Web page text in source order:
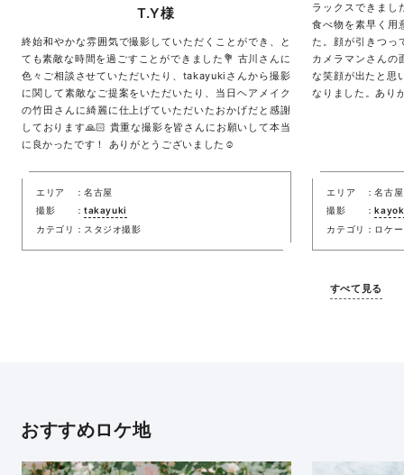
T.Y様
終始和やかな雰囲気で撮影していただくことができ、と
ても素敵な時間を過ごすことができました💐 古川さんに
色々ご相談させていただいたり、takayukiさんから撮影
に関して素敵なご提案をいただいたり、当日ヘアメイク
の竹田さんに綺麗に仕上げていただいたおかげだと感謝
しております🙏🏻 貴重な撮影を皆さんにお願いして本当
に良かったです！ ありがとうございました☺️
エリア
名古屋
撮影
takayuki
カテゴリ
スタジオ撮影
ラックスできまし
食べ物を素早く用
た。顔が引きつっ
カメラマンさんの
な笑顔が出たと思
なりました。あり
エリア
名古屋
撮影
カテゴリ
ロケ
すべて見る
おすすめロケ地